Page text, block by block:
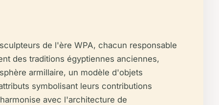
de l'ère WPA, chacun responsable
des traditions égyptiennes anciennes,
armillaire, un modèle d'objets
symbolisant leurs contributions
avec l'architecture de